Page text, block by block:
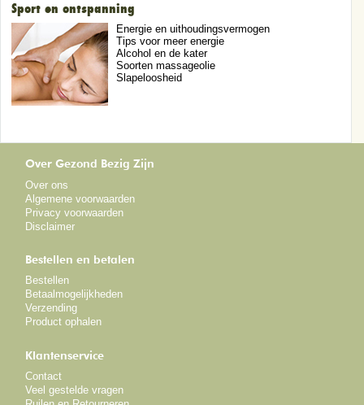
Sport en ontspanning
Energie en uithoudingsvermogen
Tips voor meer energie
Alcohol en de kater
Soorten massageolie
Slapeloosheid
Over Gezond Bezig Zijn
Over ons
Algemene voorwaarden
Privacy voorwaarden
Disclaimer
Bestellen en betalen
Bestellen
Betaalmogelijkheden
Verzending
Product ophalen
Klantenservice
Contact
Veel gestelde vragen